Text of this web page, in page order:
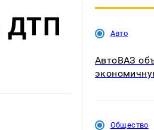
ДТП
Авто
АвтоВАЗ
Общество